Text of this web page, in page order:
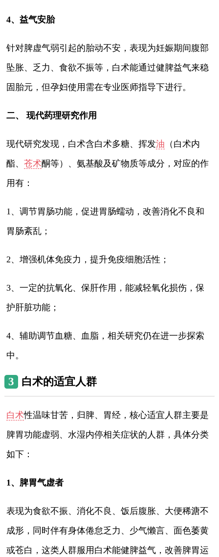
4、益气安胎
针对脾虚气弱引起的胎动不安，表现为妊娠期间腹部
坠胀、乏力、食欲不振等，白术能通过健脾益气来稳
固胎元，但孕妇使用需在专业医师指导下进行。
二、 现代药理研究作用
现代研究发现，白术含白术多糖、挥发油 （白术内
酯、苍术酮等）、氨基酸及矿物质等成分，对应的作
用有：
1、调节胃肠功能，促进胃肠蠕动，改善消化不良和
胃肠紊乱；
2、增强机体免疫力，提升免疫细胞活性；
3、一定的抗氧化、保肝作用，能减轻氧化损伤，保
护肝脏功能；
4、辅助调节血糖、血脂，相关研究仍在进一步探索
中。
3 白术的适宜人群
白术性温味甘苦，归脾、胃经，核心适宜人群主要是
脾胃功能虚弱、水湿内停相关症状的人群，具体分类
如下：
1、脾胃气虚者
表现为食欲不振、消化不良、饭后腹胀、大便稀溏不
成形，同时伴有身体倦怠乏力、少气懒言、面色萎黄
或苍白，这类人群服用白术能健脾益气，改善脾胃运